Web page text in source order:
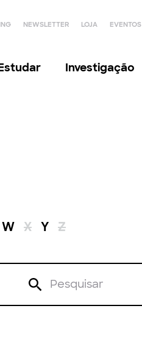
NEWSLETTER LOJA EVENTOS
Investigação
W X Y Z